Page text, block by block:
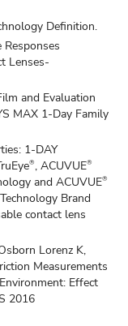
Definition.
Responses
Lenses-
and Evaluation
MAX 1-Day Family
1-DAY
®, ACUVUE®
and ACUVUE®
Technology Brand
contact lens
Lorenz K,
Measurements
Effect
2016